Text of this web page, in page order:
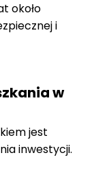
około
i
w
jest
inwestycji.